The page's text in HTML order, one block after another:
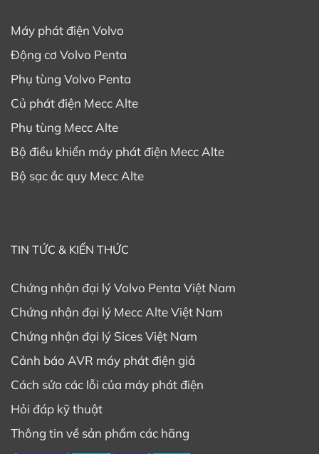
Máy phát điện Volvo
Động cơ Volvo Penta
Phụ tùng Volvo Penta
Củ phát điện Mecc Alte
Phụ tùng Mecc Alte
Bộ điều khiển máy phát điện Mecc Alte
Bộ sạc ắc quy Mecc Alte
TIN TỨC & KIẾN THỨC
Chứng nhận đại lý Volvo Penta Việt Nam
Chứng nhận đại lý Mecc Alte Việt Nam
Chứng nhận đại lý Sices Việt Nam
Cảnh báo AVR máy phát điện giả
Cách sửa các lỗi của máy phát điện
Hỏi đáp kỹ thuật
Thông tin về sản phẩm các hãng